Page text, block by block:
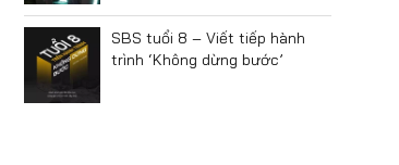
SBS tuổi 8 – Viết tiếp hành
trình ‘Không dừng bước’